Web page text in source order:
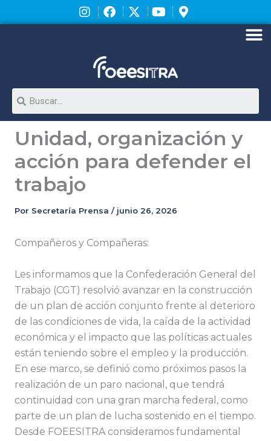
al
Search
Unidad, organización y
acción para defender el
trabajo
Por Secretaría Prensa / junio 26, 2026
Compañeros y Compañeras:
Les informamos que la Confederación General del
Trabajo (CGT) resolvió avanzar en la construcción
de un plan de acción conjunto frente al deterioro
de las condiciones de vida, la caída de la actividad
económica y el impacto que las políticas actuales
están teniendo sobre el empleo y la producción.
En ese marco, se definió como próximos pasos la
realización de un paro nacional, que tendrá
continuidad con una gran marcha federal, como
parte de un plan de lucha sostenido en el tiempo.
Desde FOEESITRA consideramos fundamental